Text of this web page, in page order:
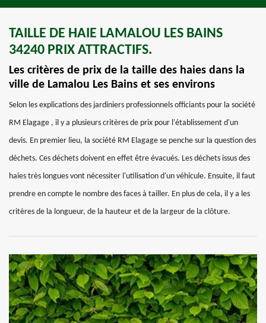
TAILLE DE HAIE LAMALOU LES BAINS
34240 PRIX ATTRACTIFS.
Les critères de prix de la taille des haies dans la
ville de Lamalou Les Bains et ses environs
Selon les explications des jardiniers professionnels officiants pour la société
RM Elagage , il y a plusieurs critères de prix pour l'établissement d'un
devis. En premier lieu, la société RM Elagage se penche sur la question des
déchets. Ces déchets doivent en effet être évacués. Les déchets issus des
haies très longues vont nécessiter l'utilisation d'un véhicule. Ensuite, il faut
prendre en compte le nombre des faces à tailler. En plus de cela, il y a les
critères de la longueur, de la hauteur et de la largeur de la clôture.